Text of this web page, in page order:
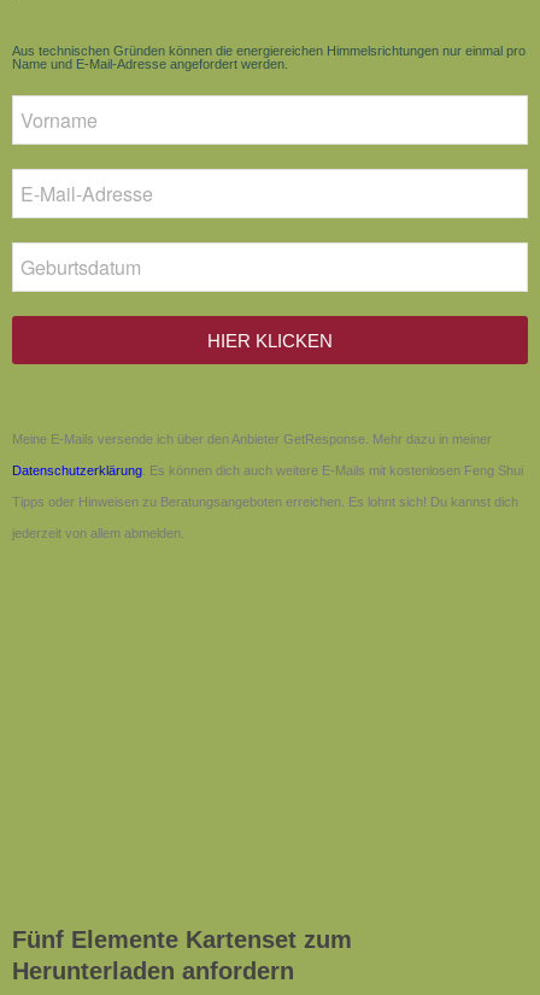
Aus technischen Gründen können die energiereichen Himmelsrichtungen nur einmal pro
Name und E-Mail-Adresse angefordert werden.
HIER KLICKEN
Meine E-Mails versende ich über den Anbieter GetResponse. Mehr dazu in meiner
Datenschutzerklärung . Es können dich auch weitere E-Mails mit kostenlosen Feng Shui
Tipps oder Hinweisen zu Beratungsangeboten erreichen. Es lohnt sich! Du kannst dich
jederzeit von allem abmelden.
Fünf Elemente Kartenset zum
Herunterladen anfordern